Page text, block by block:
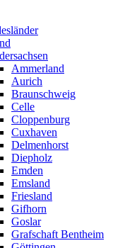
Ammerland
Aurich
Braunschweig
Celle
Cloppenburg
Cuxhaven
Delmenhorst
Diepholz
Emden
Emsland
Friesland
Gifhorn
Goslar
Grafschaft Bentheim